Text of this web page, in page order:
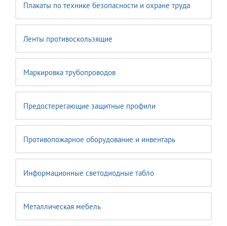
Плакаты по технике безопасности и охране труда
Ленты противоскользящие
Маркировка трубопроводов
Предостерегающие защитные профили
Противопожарное оборудование и инвентарь
Информационные светодиодные табло
Металлическая мебель